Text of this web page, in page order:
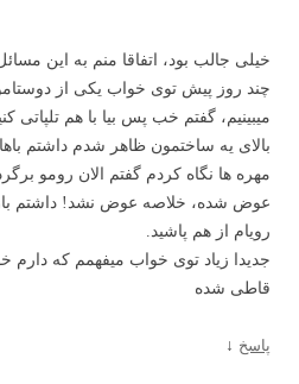
خیلی جالب بود، اتفاقا منم به این
چند روز پیش توی خواب یکی از
میبینیم، گفتم خب پس بیا با هم تلپاتی
بالای یه ساختمون ظاهر شدم داشتم
مهره ها نگاه کردم گفتم الان رومو
رویام از هم پاشید.
جدیدا زیاد توی خواب میفهمم که دارم
قاطی شده
پاسخ ↓